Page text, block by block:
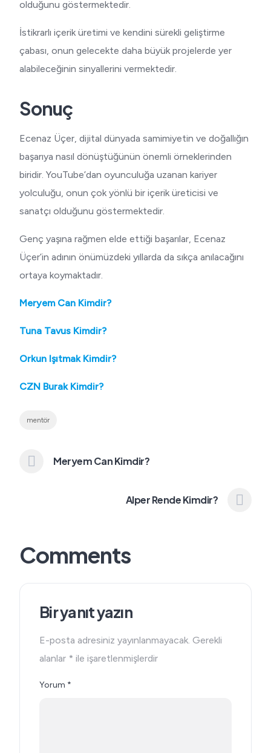
olduğunu göstermektedir.
İstikrarlı içerik üretimi ve kendini sürekli geliştirme
çabası, onun gelecekte daha büyük projelerde yer
alabileceğinin sinyallerini vermektedir.
Sonuç
Ecenaz Üçer, dijital dünyada samimiyetin ve doğallığın
başarıya nasıl dönüştüğünün önemli örneklerinden
biridir. YouTube’dan oyunculuğa uzanan kariyer
yolculuğu, onun çok yönlü bir içerik üreticisi ve
sanatçı olduğunu göstermektedir.
Genç yaşına rağmen elde ettiği başarılar, Ecenaz
Üçer’in adının önümüzdeki yıllarda da sıkça anılacağını
ortaya koymaktadır.
Meryem Can Kimdir?
Tuna Tavus Kimdir?
Orkun Işıtmak Kimdir?
CZN Burak Kimdir?
mentör
Meryem Can Kimdir?
Alper Rende Kimdir?
Comments
Bir yanıt yazın
E-posta adresiniz yayınlanmayacak. Gerekli
alanlar * ile işaretlenmişlerdir
Yorum *